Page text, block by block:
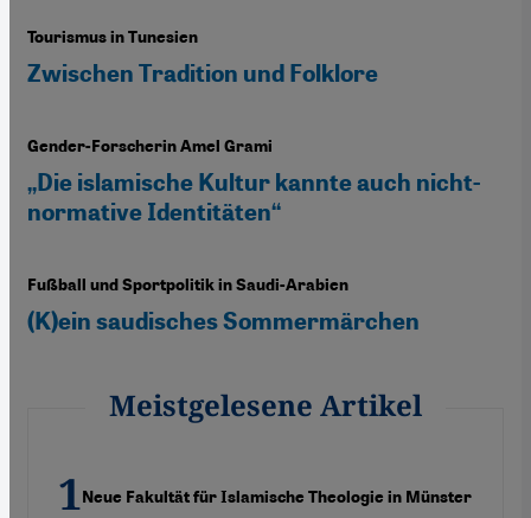
Tourismus in Tunesien
Zwischen Tradition und Folklore
Gender-Forscherin Amel Grami
„Die islamische Kultur kannte auch nicht-
normative Identitäten“
Fußball und Sportpolitik in Saudi-Arabien
(K)ein saudisches Sommermärchen
Meistgelesene Artikel
Neue Fakultät für Islamische Theologie in Münster